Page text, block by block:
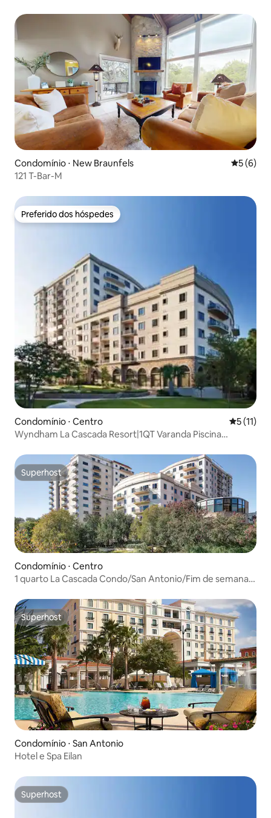
Condomínio ⋅ New Braunfels 5 de
5 (6)
121 T-Bar-M
Preferido dos hóspedes
Preferido dos hóspedes
Condomínio ⋅ Centro 5 de uma
5 (11)
Wyndham La Cascada Resort|1QT Varanda Piscina
Superhost
Superhost
Condomínio ⋅ Centro
1 quarto La Cascada Condo/San Antonio/Fim de semana
Superhost
Superhost
Condomínio ⋅ San Antonio
Hotel e Spa Eilan
Superhost
Superhost